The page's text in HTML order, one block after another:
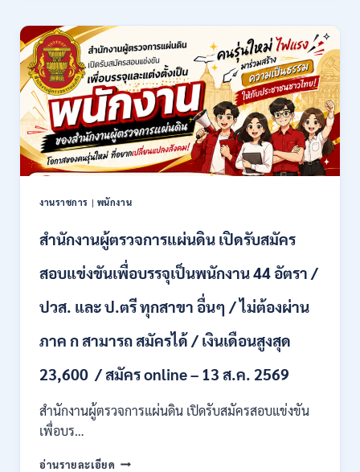
สมัคร
17
–
21
สิงหาคม
2569
ล้าน
เชียงใหม่
เปิด
รับ
สมัคร
คัด
เลือก
บุคคล
เพื่อ
เป็น
หลาย
อัตรา
/
ป.ตรี
หลาย
+
เงิน
สูงสุด
งานราชการ | พนักงาน
สำนักงานผู้ตรวจการแผ่นดิน เปิดรับสมัคร
สอบแข่งขันเพื่อบรรจุเป็นพนักงาน 44 อัตรา /
ปวส. และ ป.ตรี ทุกสาขา อื่นๆ / ไม่ต้องผ่าน
ภาค ก สามารถ สมัครได้ / เงินเดือนสูงสุด
23,600 / สมัคร online – 13 ส.ค. 2569
สำนักงานผู้ตรวจการแผ่นดิน เปิดรับสมัครสอบแข่งขัน
เพื่อบร…
อ่านรายละเอียด สำนักงาน